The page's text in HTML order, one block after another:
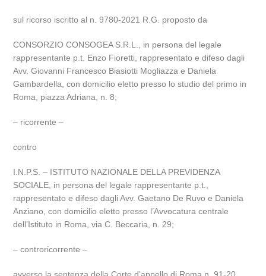
sul ricorso iscritto al n. 9780-2021 R.G. proposto da
CONSORZIO CONSOGEA S.R.L., in persona del legale
rappresentante p.t. Enzo Fioretti, rappresentato e difeso dagli
Avv. Giovanni Francesco Biasiotti Mogliazza e Daniela
Gambardella, con domicilio eletto presso lo studio del primo in
Roma, piazza Adriana, n. 8;
– ricorrente –
contro
I.N.P.S. – ISTITUTO NAZIONALE DELLA PREVIDENZA
SOCIALE, in persona del legale rappresentante p.t.,
rappresentato e difeso dagli Avv. Gaetano De Ruvo e Daniela
Anziano, con domicilio eletto presso l’Avvocatura centrale
dell’Istituto in Roma, via C. Beccaria, n. 29;
– controricorrente –